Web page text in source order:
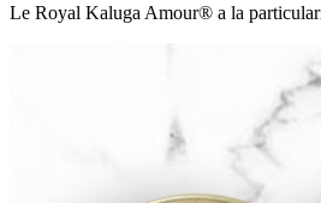
Le Royal Kaluga Amour® a la